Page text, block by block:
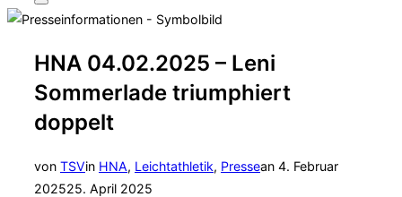
Seitenleiste
&
HNA 04.02.2025 – Leni
Sommerlade triumphiert
doppelt
von TSVin HNA, Leichtathletik, Pressean Veröffentlicht
4. Februar
202525. April 2025